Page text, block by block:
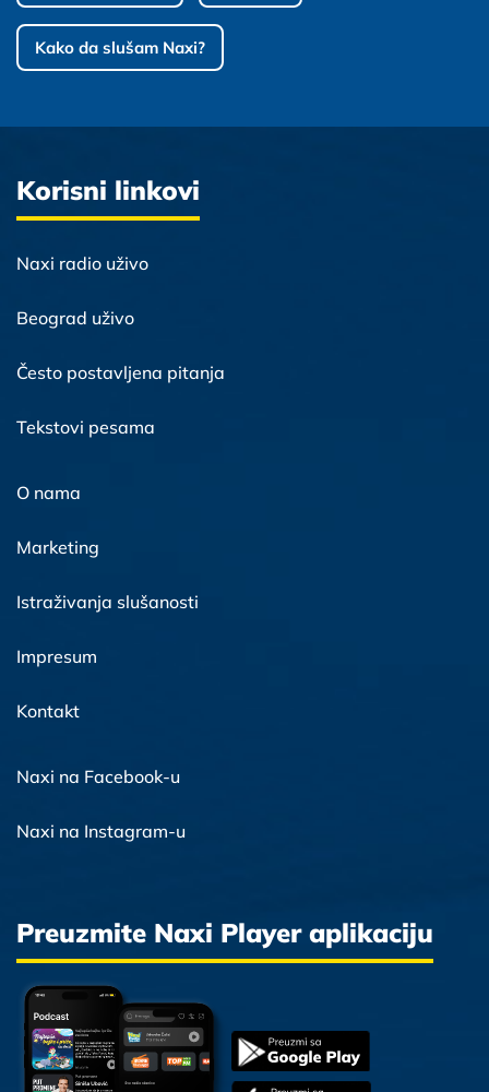
Kako da slušam Naxi?
Korisni linkovi
Naxi radio uživo
Beograd uživo
Često postavljena pitanja
Tekstovi pesama
O nama
Marketing
Istraživanja slušanosti
Impresum
Kontakt
Naxi na Facebook-u
Naxi na Instagram-u
Preuzmite Naxi Player aplikaciju